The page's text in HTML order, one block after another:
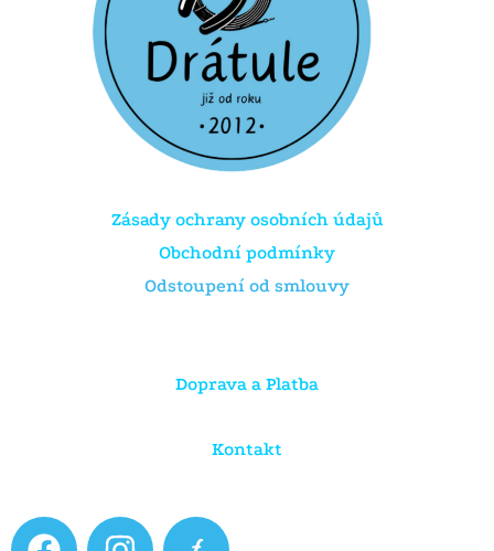
Zásady ochrany osobních údajů
Obchodní podmínky
Odstoupení od smlouvy
Doprava a Platba
Kontakt
F
I